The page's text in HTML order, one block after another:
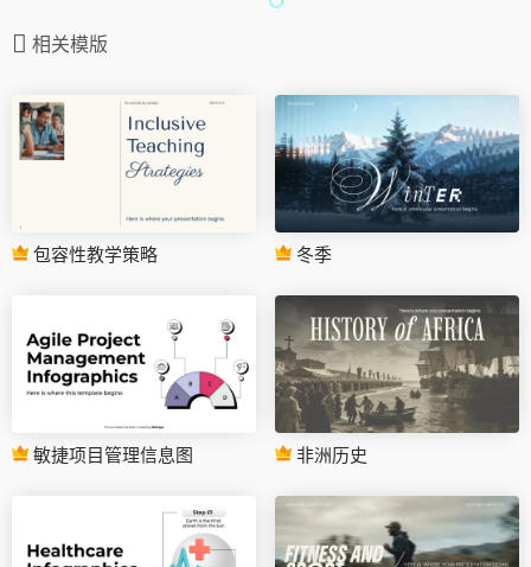
相关模版
包容性教学策略 冬季
敏捷项目管理信息图 非洲历史